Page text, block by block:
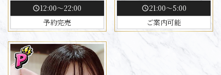
schedule12:00～22:00
予約完売
schedule21:00～5:00
ご案内可能